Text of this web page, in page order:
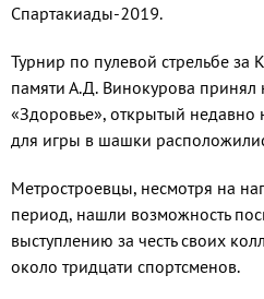
Спартакиады-2019.
Турнир по пулевой стрельбе за
памяти А.Д. Винокурова
«Здоровье», открытый
для игры в шашки
Метростроевцы, несмотря на
период, нашли возможность
выступлению за честь своих
около тридцати спортсменов.